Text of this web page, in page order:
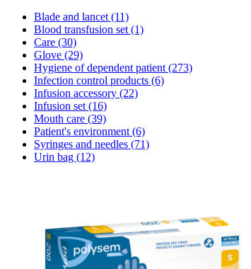
Blade and lancet (11)
Blood transfusion set (1)
Care (30)
Glove (29)
Hygiene of dependent patient (273)
Infection control products (6)
Infusion accessory (22)
Infusion set (16)
Mouth care (39)
Patient's environment (6)
Syringes and needles (71)
Urin bag (12)